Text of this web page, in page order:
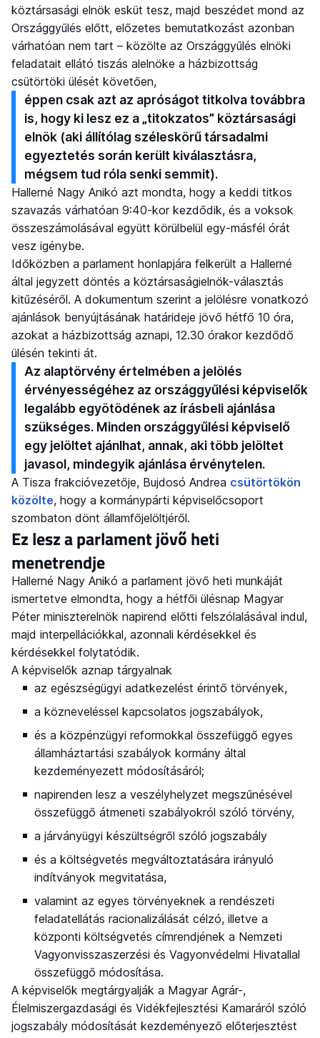
köztársasági elnök esküt tesz, majd beszédet mond az
Országgyűlés előtt, előzetes bemutatkozást azonban
várhatóan nem tart – közölte az Országgyűlés elnöki
feladatait ellátó tiszás alelnöke a házbizottság
csütörtöki ülését követően,
éppen csak azt az apróságot titkolva továbbra
is, hogy ki lesz ez a „titokzatos” köztársasági
elnök (aki állítólag széleskörű társadalmi
egyeztetés során került kiválasztásra,
mégsem tud róla senki semmit).
Hallerné Nagy Anikó azt mondta, hogy a keddi titkos
szavazás várhatóan 9:40-kor kezdődik, és a voksok
összeszámolásával együtt körülbelül egy-másfél órát
vesz igénybe.
Időközben a parlament honlapjára felkerült a Hallerné
által jegyzett döntés a köztársaságielnök-választás
kitűzéséről. A dokumentum szerint a jelölésre vonatkozó
ajánlások benyújtásának határideje jövő hétfő 10 óra,
azokat a házbizottság aznapi, 12.30 órakor kezdődő
ülésén tekinti át.
Az alaptörvény értelmében a jelölés
érvényességéhez az országgyűlési képviselők
legalább egyötödének az írásbeli ajánlása
szükséges. Minden országgyűlési képviselő
egy jelöltet ajánlhat, annak, aki több jelöltet
javasol, mindegyik ajánlása érvénytelen.
A Tisza frakcióvezetője, Bujdosó Andrea csütörtökön
közölte, hogy a kormánypárti képviselőcsoport
szombaton dönt államfőjelöltjéről.
Ez lesz a parlament jövő heti
menetrendje
Hallerné Nagy Anikó a parlament jövő heti munkáját
ismertetve elmondta, hogy a hétfői ülésnap Magyar
Péter miniszterelnök napirend előtti felszólalásával indul,
majd interpellációkkal, azonnali kérdésekkel és
kérdésekkel folytatódik.
A képviselők aznap tárgyalnak
az egészségügyi adatkezelést érintő törvények,
a közneveléssel kapcsolatos jogszabályok,
és a közpénzügyi reformokkal összefüggő egyes
államháztartási szabályok kormány által
kezdeményezett módosításáról;
napirenden lesz a veszélyhelyzet megszűnésével
összefüggő átmeneti szabályokról szóló törvény,
a járványügyi készültségről szóló jogszabály
és a költségvetés megváltoztatására irányuló
indítványok megvitatása,
valamint az egyes törvényeknek a rendészeti
feladatellátás racionalizálását célzó, illetve a
központi költségvetés címrendjének a Nemzeti
Vagyonvisszaszerzési és Vagyonvédelmi Hivatallal
összefüggő módosítása.
A képviselők megtárgyalják a Magyar Agrár-,
Élelmiszergazdasági és Vidékfejlesztési Kamaráról szóló
jogszabály módosítását kezdeményező előterjesztést